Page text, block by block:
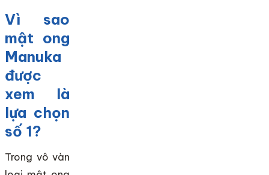
Vì sao
mật ong
Manuka
được
xem là
lựa chọn
số 1?
Trong vô vàn